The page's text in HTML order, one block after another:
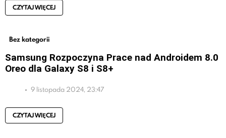
CZYTAJ WIĘCEJ
Bez kategorii
Samsung Rozpoczyna Prace nad Androidem 8.0
Oreo dla Galaxy S8 i S8+
9 listopada 2024, 23:47
CZYTAJ WIĘCEJ